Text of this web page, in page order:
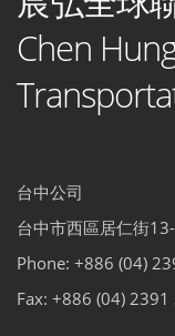
Chen
台中公司
台中市西區居仁街
Phone: +886 (04)
Fax: +886 (04) 2391